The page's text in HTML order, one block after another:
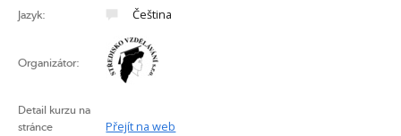
Jazyk: Čeština
Organizátor:
Detail kurzu na
stránce
Přejít na web